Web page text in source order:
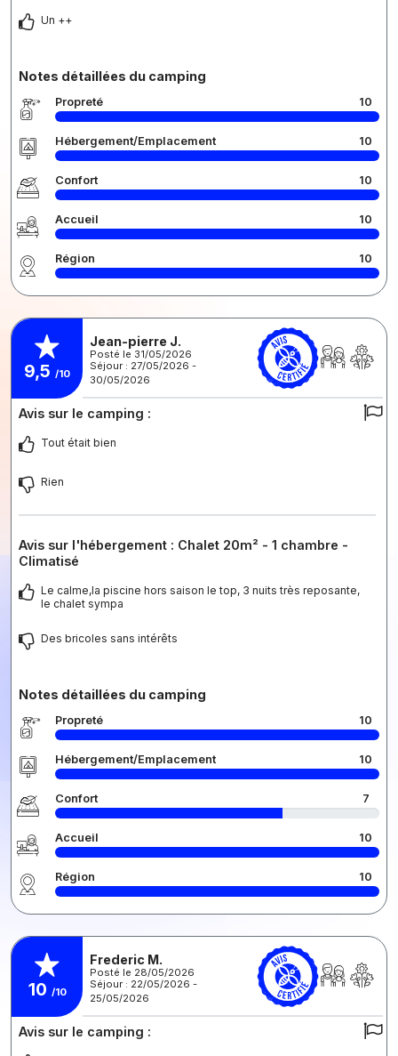
Un ++
Notes détaillées du camping
Propreté 10
Hébergement/Emplacement 10
Confort 10
Accueil 10
Région 10
9,5 /10
Jean-pierre J.
Posté le 31/05/2026
Séjour : 27/05/2026 -
30/05/2026
Avis sur le camping :
Tout était bien
Rien
Avis sur l'hébergement : Chalet 20m² - 1 chambre -
Climatisé
Le calme,la piscine hors saison le top, 3 nuits très reposante,
le chalet sympa
Des bricoles sans intérêts
Notes détaillées du camping
Propreté 10
Hébergement/Emplacement 10
Confort 7
Accueil 10
Région 10
10 /10
Frederic M.
Posté le 28/05/2026
Séjour : 22/05/2026 -
25/05/2026
Avis sur le camping :